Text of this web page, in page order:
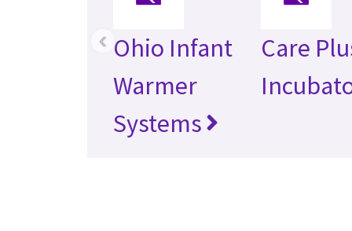
Ohio Infant
Warmer
Systems
Care
‹